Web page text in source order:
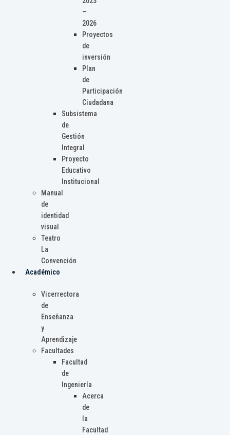
–
2026
Proyectos
de
inversión
Plan
de
Participación
Ciudadana
Subsistema
de
Gestión
Integral
Proyecto
Educativo
Institucional
Manual
de
identidad
visual
Teatro
La
Convención
Académico
Vicerrectora
de
Enseñanza
y
Aprendizaje
Facultades
Facultad
de
Ingeniería
Acerca
de
la
Facultad